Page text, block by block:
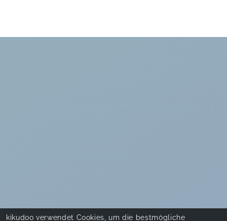
kikudoo verwendet Cookies, um die bestmögliche